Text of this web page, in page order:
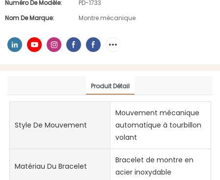
Numéro De Modèle:
PD-1733
Nom De Marque:
Montre mécanique
Produit Détail
Style De Mouvement
Mouvement mécanique
automatique à tourbillon
volant
Matériau Du Bracelet
Bracelet de montre en
acier inoxydable